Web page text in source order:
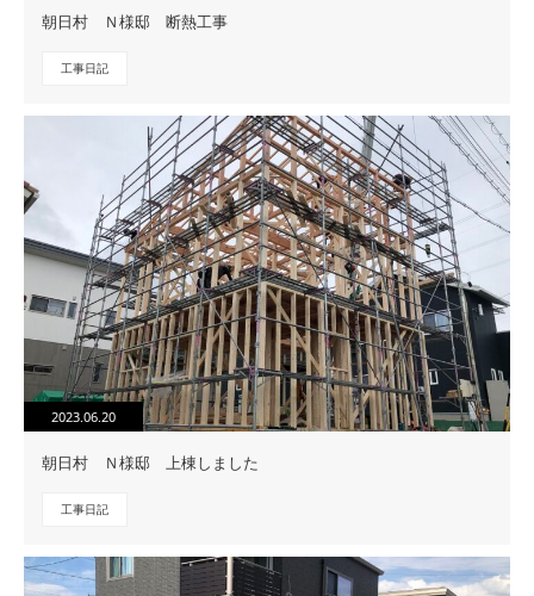
朝日村 Ｎ様邸 断熱工事
工事日記
2023.06.20
朝日村 Ｎ様邸 上棟しました
工事日記